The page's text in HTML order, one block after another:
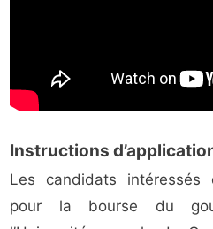
Instructions
Les candidats intéressés
pour la bourse du